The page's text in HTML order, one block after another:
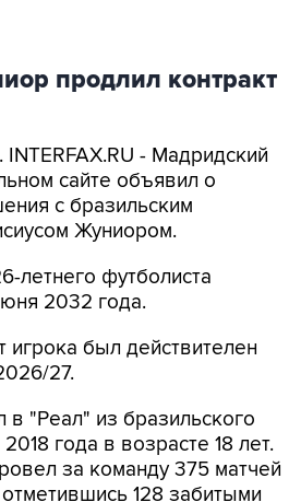
продлил контракт
INTERFAX.RU - Мадридский
сайте объявил о
с бразильским
Жуниором.
летнего футболиста
2032 года.
игрока был действителен
27.
в "Реал" из бразильского
года в возрасте 18 лет.
за команду 375 матчей
128 забитыми